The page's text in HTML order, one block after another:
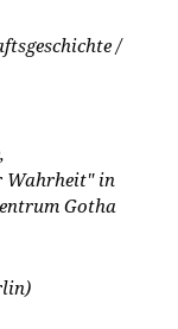
/
Wahrheit" in
Gotha